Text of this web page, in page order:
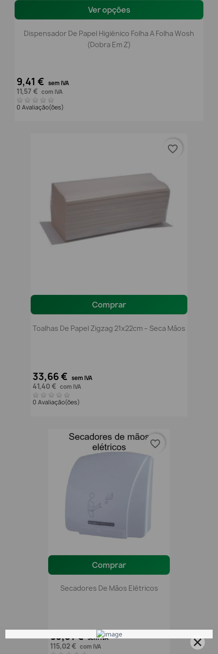
Ver opções
Dispensador De Papel Higiénico Folha A Folha Wosh
(Dobra Em Z)
9,41 € sem IVA
11,57 € com IVA
0 Avaliação(ões)
Comprar
Toalhas De Papel Zigzag 21x22cm – Seca Mãos
33,66 € sem IVA
41,40 € com IVA
0 Avaliação(ões)
favorite_border
Comprar
Secadores De Mãos Elétricos
93,51 € sem IVA
115,02 € com IVA
favorite_border